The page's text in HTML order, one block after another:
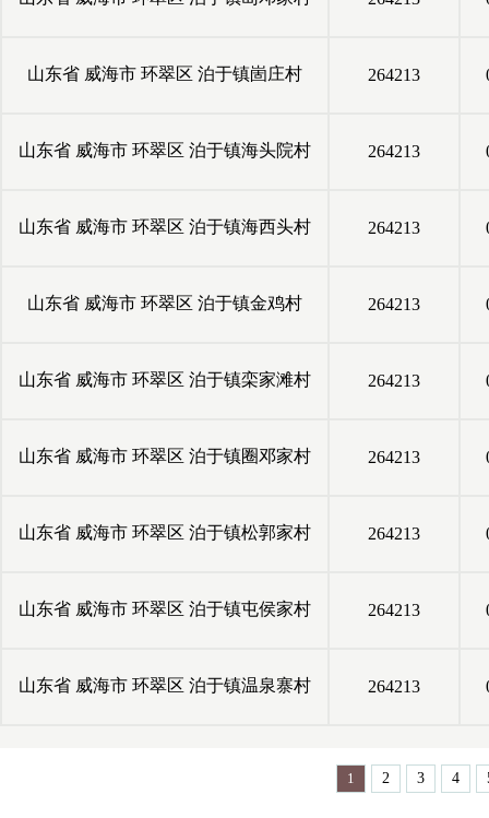
山东省 威海市 环翠区 泊于镇崮庄村 264213
山东省 威海市 环翠区 泊于镇海头院村 264213
山东省 威海市 环翠区 泊于镇海西头村 264213
山东省 威海市 环翠区 泊于镇金鸡村 264213
山东省 威海市 环翠区 泊于镇栾家滩村 264213
山东省 威海市 环翠区 泊于镇圈邓家村 264213
山东省 威海市 环翠区 泊于镇松郭家村 264213
山东省 威海市 环翠区 泊于镇屯侯家村 264213
山东省 威海市 环翠区 泊于镇温泉寨村 264213
1 2 3 4